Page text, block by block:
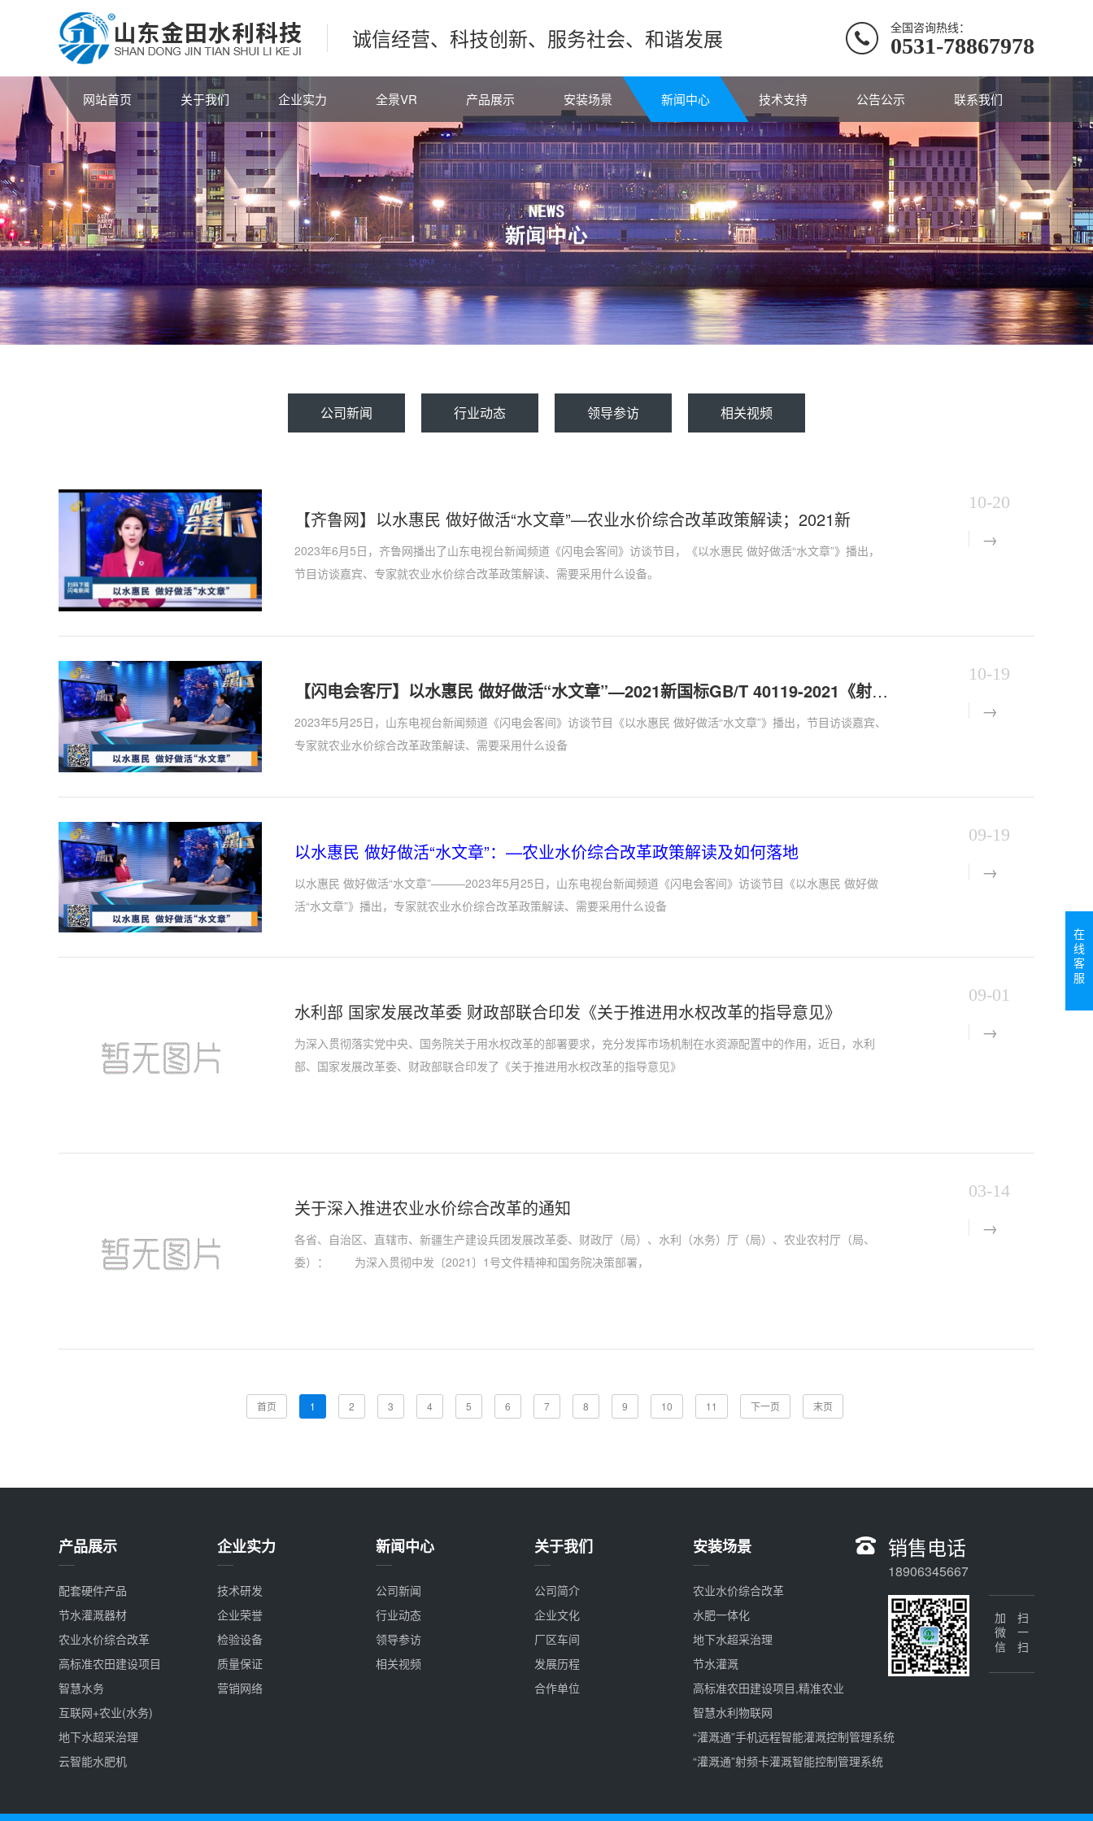
诚信经营、科技创新、服务社会、和谐发展 全国咨询热线：
0531-78867978
网站首页 关于我们 企业实力 全景VR 产品展示 安装场景 新闻中心 技术支持 公告公示 联系我们
公司新闻 行业动态 领导参访 相关视频
【齐鲁网】以水惠民 做好做活“水文章”—农业水价综合改革政策解读；2021新
10-20
2023年6月5日，齐鲁网播出了山东电视台新闻频道《闪电会客间》访谈节目，《以水惠民 做好做活“水文章”》播出，
节目访谈嘉宾、专家就农业水价综合改革政策解读、需要采用什么设备。
【闪电会客厅】以水惠民 做好做活“水文章”—2021新国标GB/T 40119-2021《射频卡
10-19
2023年5月25日，山东电视台新闻频道《闪电会客间》访谈节目《以水惠民 做好做活“水文章”》播出，节目访谈嘉宾、
专家就农业水价综合改革政策解读、需要采用什么设备
以水惠民 做好做活“水文章”：—农业水价综合改革政策解读及如何落地
09-19
以水惠民 做好做活“水文章”———2023年5月25日，山东电视台新闻频道《闪电会客间》访谈节目《以水惠民 做好做
活“水文章”》播出，专家就农业水价综合改革政策解读、需要采用什么设备
水利部 国家发展改革委 财政部联合印发《关于推进用水权改革的指导意见》
09-01
为深入贯彻落实党中央、国务院关于用水权改革的部署要求，充分发挥市场机制在水资源配置中的作用，近日，水利
部、国家发展改革委、财政部联合印发了《关于推进用水权改革的指导意见》
关于深入推进农业水价综合改革的通知
03-14
各省、自治区、直辖市、新疆生产建设兵团发展改革委、财政厅（局）、水利（水务）厅（局）、农业农村厅（局、
委）： 为深入贯彻中发〔2021〕1号文件精神和国务院决策部署，
首页 1 2 3 4 5 6 7 8 9 10 11 下一页 末页
产品展示
配套硬件产品
节水灌溉器材
农业水价综合改革
高标准农田建设项目
智慧水务
互联网+农业(水务)
地下水超采治理
云智能水肥机
企业实力
技术研发
企业荣誉
检验设备
质量保证
营销网络
新闻中心
公司新闻
行业动态
领导参访
相关视频
关于我们
公司简介
企业文化
厂区车间
发展历程
合作单位
安装场景
农业水价综合改革
水肥一体化
地下水超采治理
节水灌溉
高标准农田建设项目,精准农业
智慧水利物联网
“灌溉通”手机远程智能灌溉控制管理系统
“灌溉通”射频卡灌溉智能控制管理系统
销售电话
18906345667
扫一扫
加微信
在
线
客
服